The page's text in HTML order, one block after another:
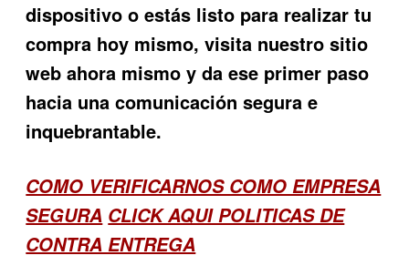
dispositivo o estás listo para realizar tu
compra hoy mismo, visita nuestro sitio
web ahora mismo y da ese primer paso
hacia una comunicación segura e
inquebrantable.
COMO VERIFICARNOS COMO EMPRESA
SEGURA CLICK AQUI POLITICAS DE
CONTRA ENTREGA